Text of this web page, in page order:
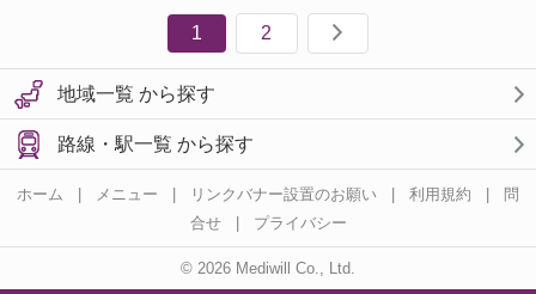
1 2
地域一覧 から探す
路線・駅一覧 から探す
ホーム | メニュー | リンクバナー設置のお願い | 利用規約 |
問
合せ
| プライバシー
© 2026 Mediwill Co., Ltd.